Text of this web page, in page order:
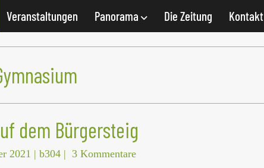
Veranstaltungen Panorama Die Zeitung Kontakt
dem Bürgersteig
2021 | b304 | 3 Kommentare